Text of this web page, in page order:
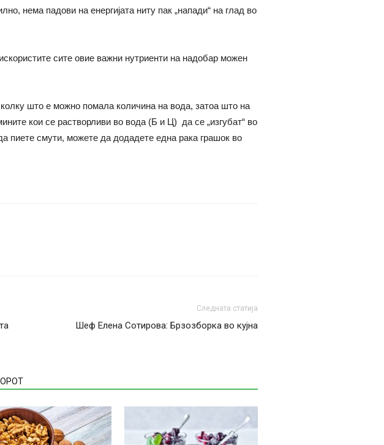
нема падови на енергијата ниту пак „напади“ на глад во
сите овие важни нутриенти на надобар можен
што е можно помала количина на вода, затоа што на
кои се растворливи во вода (Б и Ц) да се „изгубат“ во
пиете смути, можете да додадете една рака грашок во
Следната статија
Шеф Елена Сотирова: Брзозборка во кујна